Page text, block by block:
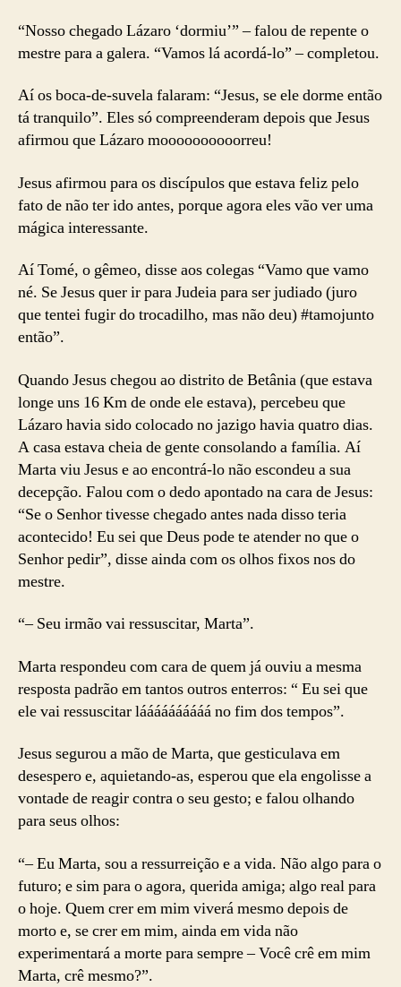
“Nosso chegado Lázaro ‘dormiu’” – falou de repente o
mestre para a galera. “Vamos lá acordá-lo” – completou.
Aí os boca-de-suvela falaram: “Jesus, se ele dorme então
tá tranquilo”. Eles só compreenderam depois que Jesus
afirmou que Lázaro moooooooooorreu!
Jesus afirmou para os discípulos que estava feliz pelo
fato de não ter ido antes, porque agora eles vão ver uma
mágica interessante.
Aí Tomé, o gêmeo, disse aos colegas “Vamo que vamo
né. Se Jesus quer ir para Judeia para ser judiado (juro
que tentei fugir do trocadilho, mas não deu) #tamojunto
então”.
Quando Jesus chegou ao distrito de Betânia (que estava
longe uns 16 Km de onde ele estava), percebeu que
Lázaro havia sido colocado no jazigo havia quatro dias.
A casa estava cheia de gente consolando a família. Aí
Marta viu Jesus e ao encontrá-lo não escondeu a sua
decepção. Falou com o dedo apontado na cara de Jesus:
“Se o Senhor tivesse chegado antes nada disso teria
acontecido! Eu sei que Deus pode te atender no que o
Senhor pedir”, disse ainda com os olhos fixos nos do
mestre.
“– Seu irmão vai ressuscitar, Marta”.
Marta respondeu com cara de quem já ouviu a mesma
resposta padrão em tantos outros enterros: “ Eu sei que
ele vai ressuscitar láááááááááá no fim dos tempos”.
Jesus segurou a mão de Marta, que gesticulava em
desespero e, aquietando-as, esperou que ela engolisse a
vontade de reagir contra o seu gesto; e falou olhando
para seus olhos:
“– Eu Marta, sou a ressurreição e a vida. Não algo para o
futuro; e sim para o agora, querida amiga; algo real para
o hoje. Quem crer em mim viverá mesmo depois de
morto e, se crer em mim, ainda em vida não
experimentará a morte para sempre – Você crê em mim
Marta, crê mesmo?”.